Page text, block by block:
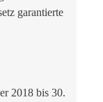
garantierte
2018 bis 30.